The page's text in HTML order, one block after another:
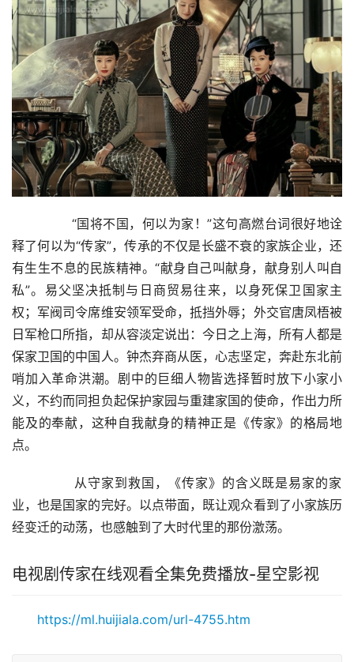
释了何以为“传家”，传承的不仅是长盛不衰的家族企业，还
有生生不息的民族精神。“献身自己叫献身，献身别人叫自
私”。易父坚决抵制与日商贸易往来，以身死保卫国家主
权；军阀司令席维安领军受命，抵挡外辱；外交官唐凤梧被
日军枪口所指，却从容淡定说出：今日之上海，所有人都是
保家卫国的中国人。钟杰弃商从医，心志坚定，奔赴东北前
哨加入革命洪潮。剧中的巨细人物皆选择暂时放下小家小
义，不约而同担负起保护家园与重建家国的使命，作出力所
能及的奉献，这种自我献身的精神正是《传家》的格局地
点。
业，也是国家的完好。以点带面，既让观众看到了小家族历
经变迁的动荡，也感触到了大时代里的那份激荡。
电视剧传家在线观看全集免费播放-星空影视
https://ml.huijiala.com/url-4755.htm